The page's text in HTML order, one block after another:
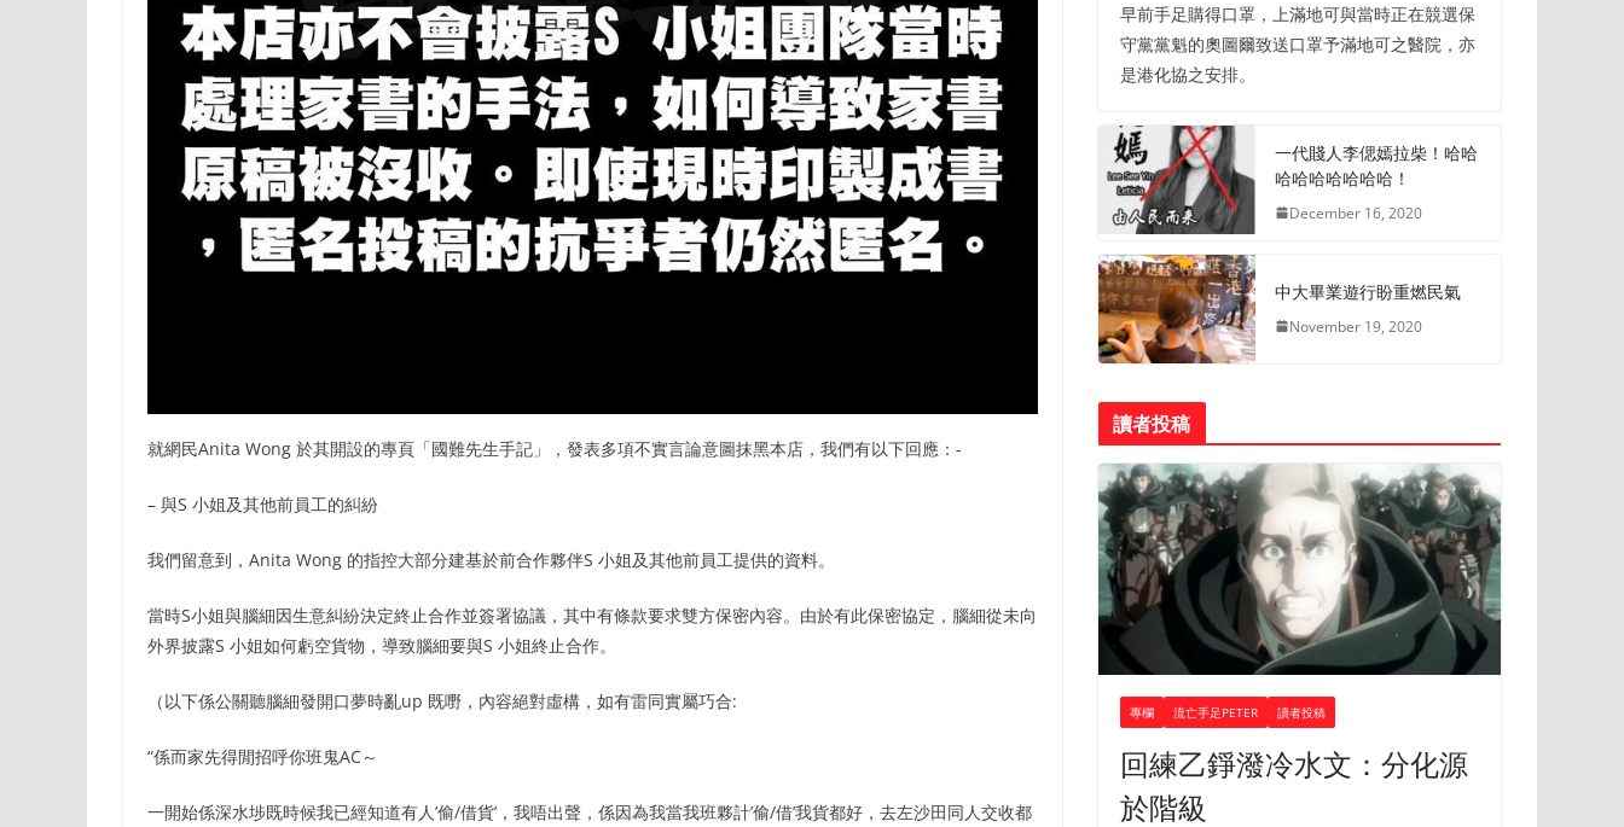
就網民Anita Wong 於其開設的專頁「國難先生手記」，發表多項不實言論意圖抹黑本店，我們有以下回應：-
– 與S 小姐及其他前員工的糾紛
我們留意到，Anita Wong 的指控大部分建基於前合作夥伴S 小姐及其他前員工提供的資料。
當時S小姐與腦細因生意糾紛決定終止合作並簽署協議，其中有條款要求雙方保密內容。由於有此保密協定，腦細從未向
外界披露S 小姐如何虧空貨物，導致腦細要與S 小姐終止合作。
（以下係公關聽腦細發開口夢時亂up 既嘢，內容絕對虛構，如有雷同實屬巧合:
“係而家先得閒招呼你班鬼AC～
一開始係深水埗既時候我已經知道有人’偷/借貨’，我唔出聲，係因為我當我班夥計’偷/借’我貨都好，去左沙田同人交收都
早前手足購得口罩，上滿地可與當時正在競選保
守黨黨魁的奧圖爾致送口罩予滿地可之醫院，亦
是港化協之安排。
一代賤人李偲嫣拉柴！哈哈
哈哈哈哈哈哈哈！
December 16, 2020
中大畢業遊行盼重燃民氣
November 19, 2020
讀者投稿
專欄 流亡手足PETER 讀者投稿
回練乙錚潑冷水文：分化源
於階級